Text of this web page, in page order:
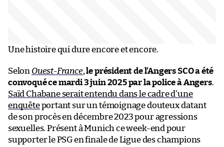
Une histoire qui dure encore et encore.
Selon Ouest-France,le président de l’Angers SCO a été
convoqué ce mardi 3 juin 2025 par la police à Angers.
Saïd Chabane serait entendu dans le cadre d’une
enquêteportant sur un témoignage douteux datant
de son procès en décembre 2023 pour agressions
sexuelles. Présent à Munich ce week-end pour
supporter le PSG en finale de Ligue des champions